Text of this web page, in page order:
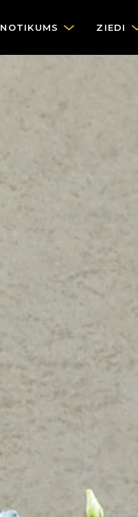
NOTIKUMS ZIEDI